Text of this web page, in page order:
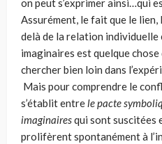
on peut s’exprimer ainsi…qui
Assurément, le fait que le lien,
delà de la relation individuelle
imaginaires est quelque chose
chercher bien loin dans
Mais pour comprendre le
s’établit entrelepacte
imaginairesqui sont suscitées
prolifèrent spontanément à